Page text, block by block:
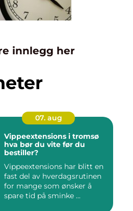
innlegg her
07. aug
Vippeextensions i tromsø
hva bør du vite før du
bestiller?
Vippeextensions har blitt en
fast del av hverdagsrutinen
for mange som ønsker å
spare tid på sminke ...